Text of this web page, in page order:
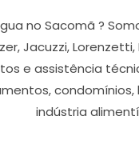
no Sacomã ?
Jacuzzi,
e assistência
indústria